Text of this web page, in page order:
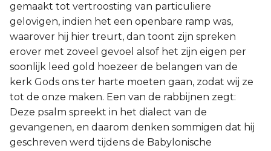
gemaakt tot vertroosting van particuliere
gelovigen, indien het een openbare ramp was,
waarover hij hier treurt, dan toont zijn spreken
erover met zoveel gevoel alsof het zijn eigen per
soonlijk leed gold hoezeer de belangen van de
kerk Gods ons ter harte moeten gaan, zodat wij ze
tot de onze maken. Een van de rabbijnen zegt:
Deze psalm spreekt in het dialect van de
gevangenen, en daarom denken sommigen dat hij
geschreven werd tijdens de Babylonische